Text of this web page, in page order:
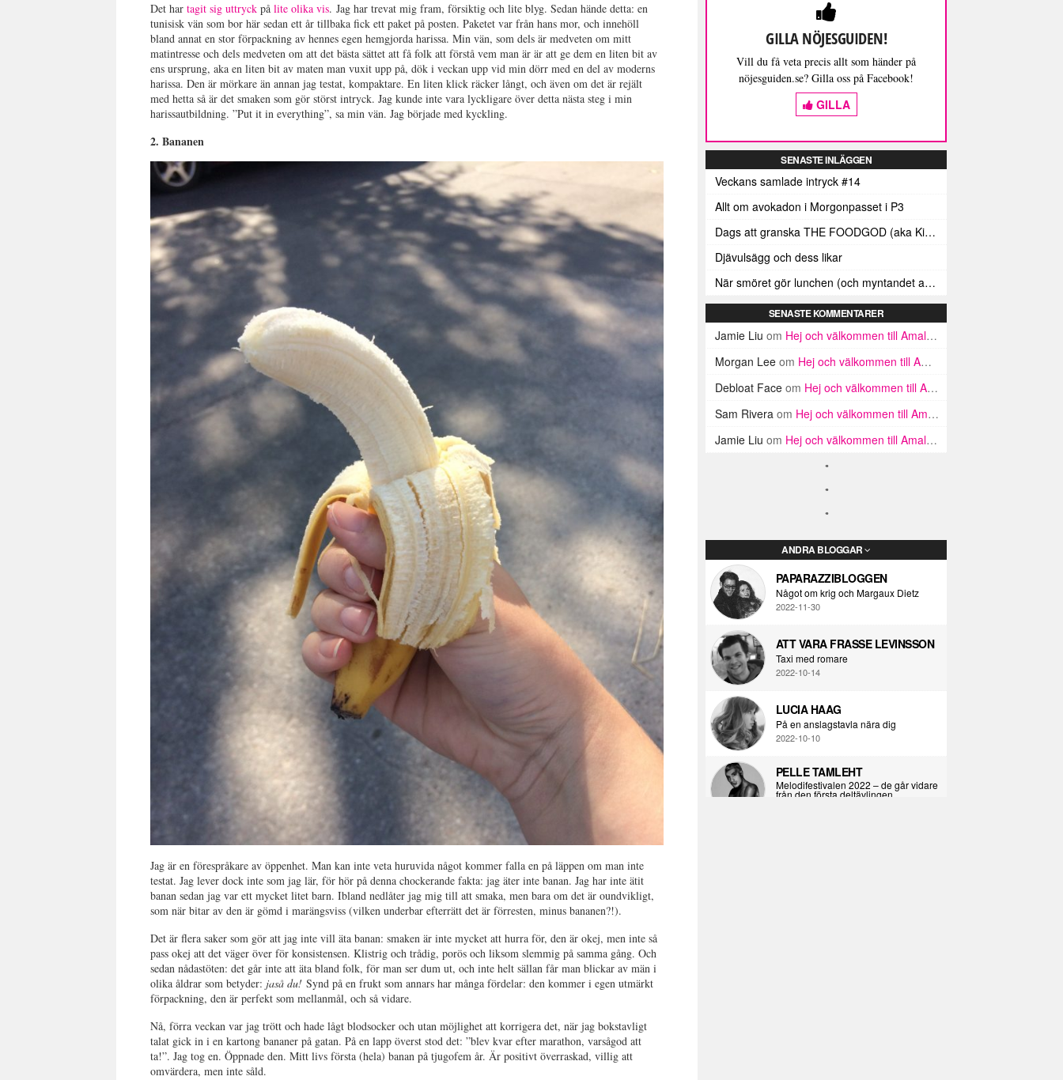
Det hartagit sig uttryck pålite olika vis. Jag har trevat mig fram, försiktig och lite blyg. Sedan hände detta: en
tunisisk vän som bor här sedan ett år tillbaka fick ett paket på posten. Paketet var från hans mor, och innehöll
bland annat en stor förpackning av hennes egen hemgjorda harissa. Min vän, som dels är medveten om mitt
matintresse och dels medveten om att det bästa sättet att få folk att förstå vem man är är att ge dem en liten bit av
ens ursprung, aka en liten bit av maten man vuxit upp på, dök i veckan upp vid min dörr med en del av moderns
harissa. Den är mörkare än annan jag testat, kompaktare. En liten klick räcker långt, och även om det är rejält
med hetta så är det smaken som gör störst intryck. Jag kunde inte vara lyckligare över detta nästa steg i min
harissautbildning. ”Put it in everything”, sa min vän. Jag började med kyckling.
2. Bananen
Jag är en förespråkare av öppenhet. Man kan inte veta huruvida något kommer falla en på läppen om man inte
testat. Jag lever dock inte som jag lär, för hör på denna chockerande fakta: jag äter inte banan. Jag har inte ätit
banan sedan jag var ett mycket litet barn. Ibland nedlåter jag mig till att smaka, men bara om det är oundvikligt,
som när bitar av den är gömd i marängsviss (vilken underbar efterrätt det är förresten, minus bananen?!).
Det är flera saker som gör att jag inte vill äta banan: smaken är inte mycket att hurra för, den är okej, men inte så
pass okej att det väger över för konsistensen. Klistrig och trådig, porös och liksom slemmig på samma gång. Och
sedan nådastöten: det går inte att äta bland folk, för man ser dum ut, och inte helt sällan får man blickar av män i
olika åldrar som betyder: jaså du! Synd på en frukt som annars har många fördelar: den kommer i egen utmärkt
förpackning, den är perfekt som mellanmål, och så vidare.
Nå, förra veckan var jag trött och hade lågt blodsocker och utan möjlighet att korrigera det, när jag bokstavligt
talat gick in i en kartong bananer på gatan. På en lapp överst stod det: ”blev kvar efter marathon, varsågod att
ta!”. Jag tog en. Öppnade den. Mitt livs första (hela) banan på tjugofem år. Är positivt överraskad, villig att
omvärdera, men inte såld.
GILLA NÖJESGUIDEN!
Vill du få veta precis allt som händer på
nöjesguiden.se? Gilla oss på Facebook!
GILLA
SENASTE INLÄGGEN
Veckans samlade intryck #14
Allt om avokadon i Morgonpasset i P3
Dags att granska THE FOODGOD (aka Kim Kardashians matinstagrammande bästis)
Djävulsägg och dess likar
När smöret gör lunchen (och myntandet av termen ”Smörindex”)
SENASTE KOMMENTARER
Jamie Liu om Hej och välkommen till Amalfikusten
Morgan Lee om Hej och välkommen till Amalfikusten
Debloat Face om Hej och välkommen till Amalfikusten
Sam Rivera om Hej och välkommen till Amalfikusten
Jamie Liu om Hej och välkommen till Amalfikusten
ANDRA BLOGGAR
PAPARAZZIBLOGGEN
Något om krig och Margaux Dietz
2022-11-30
ATT VARA FRASSE LEVINSSON
Taxi med romare
2022-10-14
LUCIA HAAG
På en anslagstavla nära dig
2022-10-10
PELLE TAMLEHT
Melodifestivalen 2022 – de går vidare
från den första deltävlingen